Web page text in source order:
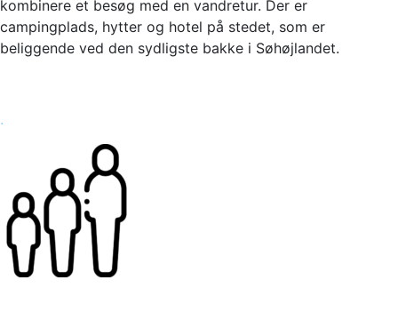
kombinere et besøg med en vandretur. Der er
campingplads, hytter og hotel på stedet, som er
beliggende ved den sydligste bakke i Søhøjlandet.
.